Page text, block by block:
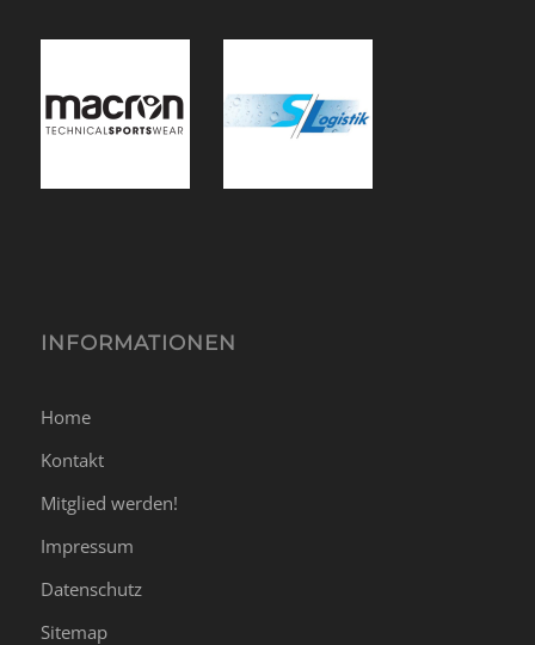
INFORMATIONEN
Home
Kontakt
Mitglied werden!
Impressum
Datenschutz
Sitemap